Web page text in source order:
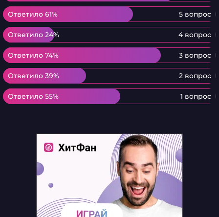
Ответило 61% 5 вопрос
Ответило 61%
Ответило 24% 4 вопрос
Ответило 24%
Ответило 74% 3 вопрос
Ответило 74%
Ответило 39% 2 вопрос
Ответило 39%
Ответило 55% 1 вопрос
Ответило 55%